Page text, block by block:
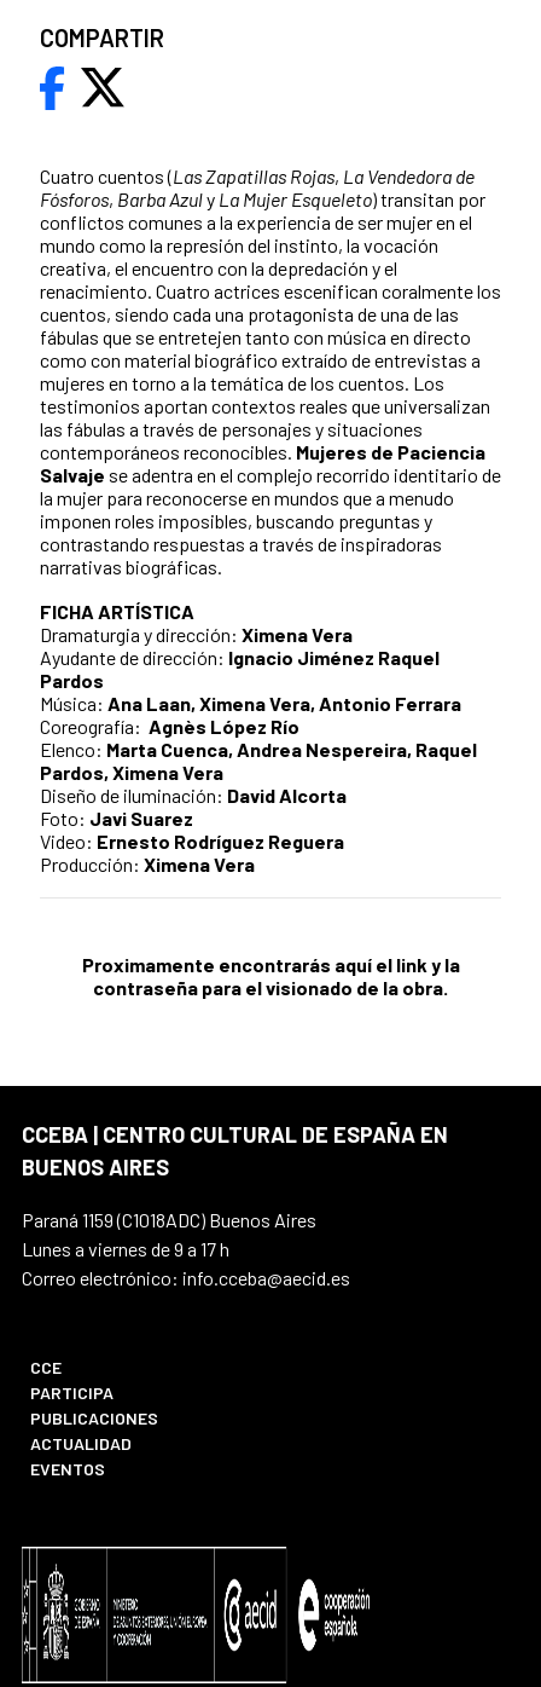
Cuatro cuentos (Las Zapatillas Rojas, La Vendedora de
Fósforos, Barba Azuly La Mujer Esqueleto) transitan por
conflictos comunes a la experiencia de ser mujer en el
mundo como la represión del instinto, la vocación
creativa, el encuentro con la depredación y el
renacimiento. Cuatro actrices escenifican coralmente los
cuentos, siendo cada una protagonista de una de las
fábulas que se entretejen tanto con música en directo
como con material biográfico extraído de entrevistas a
mujeres en torno a la temática de los cuentos. Los
testimonios aportan contextos reales que universalizan
las fábulas a través de personajes y situaciones
contemporáneos reconocibles. Mujeres de Paciencia
Salvaje se adentra en el complejo recorrido identitario de
la mujer para reconocerse en mundos que a menudo
imponen roles imposibles, buscando preguntas y
contrastando respuestas a través de inspiradoras
narrativas biográficas.
FICHA ARTÍSTICA
Dramaturgia y dirección: Ximena Vera
Ayudante de dirección: Ignacio Jiménez Raquel
Pardos
Música: Ana Laan, Ximena Vera, Antonio Ferrara
Coreografía: Agnès López Río
Elenco: Marta Cuenca, Andrea Nespereira, Raquel
Pardos, Ximena Vera
Diseño de iluminación: David Alcorta
Foto: Javi Suarez
Video: Ernesto Rodríguez Reguera
Producción: Ximena Vera
Proximamente encontrarás aquí el link y la
contraseña para el visionado de la obra.
COMPARTIR
CCEBA | CENTRO CULTURAL DE ESPAÑA EN
BUENOS AIRES
Paraná 1159 (C1018ADC) Buenos Aires
Lunes a viernes de 9 a 17 h
Correo electrónico: info.cceba@aecid.es
CCE
PARTICIPA
PUBLICACIONES
ACTUALIDAD
EVENTOS